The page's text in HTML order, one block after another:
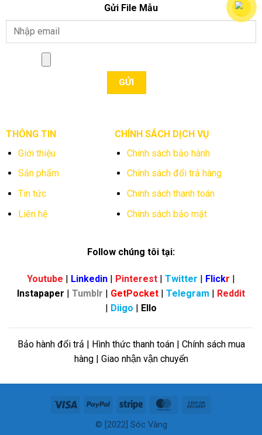
Gửi File Mẫu
THÔNG TIN
Giới thiệu
Sản phẩm
Tin tức
Liên hệ
CHÍNH SÁCH DỊCH VỤ
Chính sách bảo hành
Chính sách đổi trả hàng
Chính sách thanh toán
Chính sách bảo mật
Follow chúng tôi tại:
Youtube | Linkedin | Pinterest | Twitter | Flickr |
Instapaper | Tumblr | GetPocket | Telegram | Reddit
| Diigo | Ello
Bảo hành đổi trả | Hình thức thanh toán | Chính sách mua
hàng | Giao nhận vận chuyển
Visa PayPal Stripe MasterCard
© [2022] Sóc Vàng